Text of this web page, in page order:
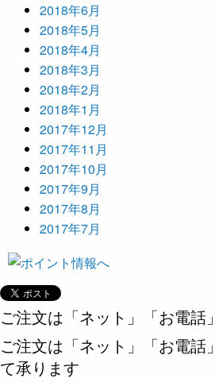
2018年6月
2018年5月
2018年4月
2018年3月
2018年2月
2018年1月
2017年12月
2017年11月
2017年10月
2017年9月
2017年8月
2017年7月
ご注文は「ネット」「お電話
ご注文は「ネット」「お電話
て承ります